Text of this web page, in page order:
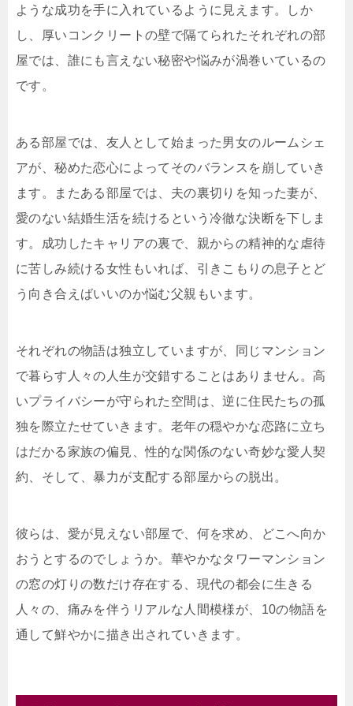
ような成功を手に入れているように見えます。しか
し、厚いコンクリートの壁で隔てられたそれぞれの部
屋では、誰にも言えない秘密や悩みが渦巻いているの
です。
ある部屋では、友人として始まった男女のルームシェ
アが、秘めた恋心によってそのバランスを崩していき
ます。またある部屋では、夫の裏切りを知った妻が、
愛のない結婚生活を続けるという冷徹な決断を下しま
す。成功したキャリアの裏で、親からの精神的な虐待
に苦しみ続ける女性もいれば、引きこもりの息子とど
う向き合えばいいのか悩む父親もいます。
それぞれの物語は独立していますが、同じマンション
で暮らす人々の人生が交錯することはありません。高
いプライバシーが守られた空間は、逆に住民たちの孤
独を際立たせていきます。老年の穏やかな恋路に立ち
はだかる家族の偏見、性的な関係のない奇妙な愛人契
約、そして、暴力が支配する部屋からの脱出。
彼らは、愛が見えない部屋で、何を求め、どこへ向か
おうとするのでしょうか。華やかなタワーマンション
の窓の灯りの数だけ存在する、現代の都会に生きる
人々の、痛みを伴うリアルな人間模様が、10の物語を
通して鮮やかに描き出されていきます。